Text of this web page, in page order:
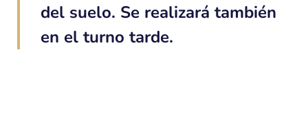
del suelo. Se realizará también
en el turno tarde.